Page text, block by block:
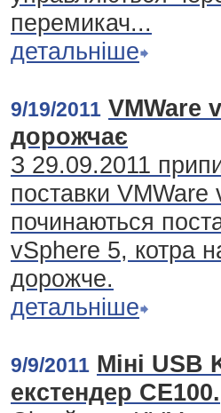
перемикач...
детальніше
9/19/2011 VMWare
дорожчає
З 29.09.2011
поставки VMWare
починаються
vSphere 5, котра
дорожче.
детальніше
9/9/2011 Міні USB
екстендер CE100.